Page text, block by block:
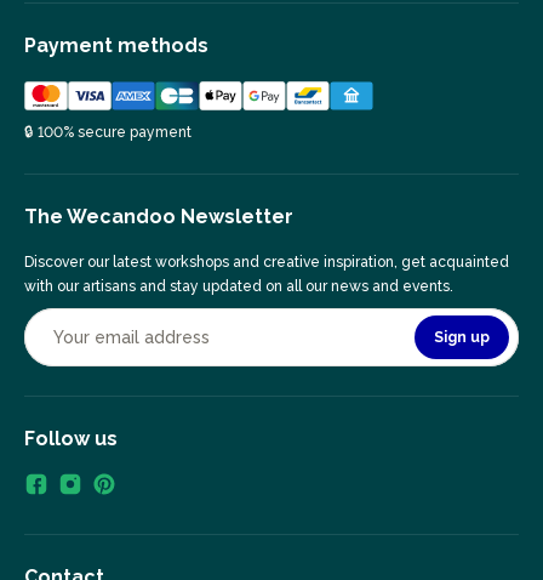
Payment methods
🔒 100% secure payment
The Wecandoo Newsletter
Discover our latest workshops and creative inspiration, get acquainted
with our artisans and stay updated on all our news and events.
Sign up
Follow us